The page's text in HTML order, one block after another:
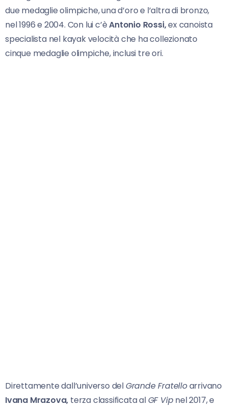
due medaglie olimpiche, una d’oro e l’altra di bronzo,
nel 1996 e 2004. Con lui c’èAntonio Rossi,ex canoista
specialista nel kayak velocità che ha collezionato
cinque medaglie olimpiche, inclusi tre ori.
Direttamente dall’universo delGrande Fratelloarrivano
Ivana Mrazova, terza classificata alGF Vipnel 2017, e